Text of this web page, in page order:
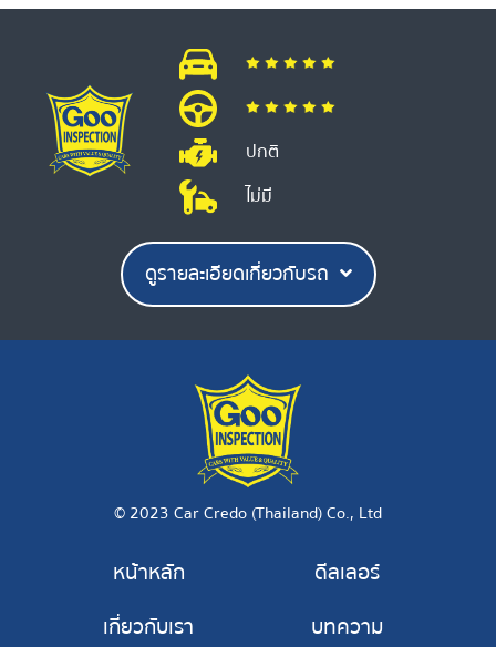
ปกติ
ไม่มี
ดูรายละเอียดเกี่ยวกับรถ
© 2023 Car Credo (Thailand) Co., Ltd
หน้าหลัก
เกี่ยวกับเรา
ดีลเลอร์
บทความ